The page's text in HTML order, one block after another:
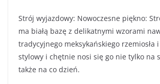
Strój wyjazdowy: Nowoczesne piękno:
ma białą bazę z delikatnymi wzorami
tradycyjnego meksykańskiego rzemiosła
stylowy i chętnie nosi się go nie tylko na
także na co dzień.